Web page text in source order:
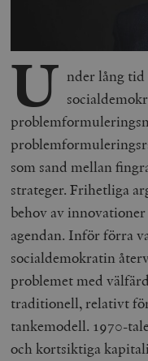
U nder lång tid
som sand mellan
strateger. Frihetliga
behov av
agendan. Inför förra
socialdemokratin
problemet med
traditionell, relativt
tankemodell. 1970-
och kortsiktiga